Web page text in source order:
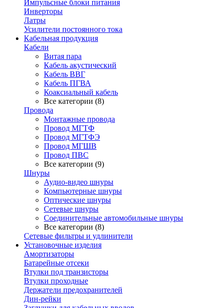
Импульсные блоки питания
Инверторы
Латры
Усилители постоянного тока
Кабельная продукция
Кабели
Витая пара
Кабель акустический
Кабель ВВГ
Кабель ПГВА
Коаксиальный кабель
Все категории (8)
Провода
Монтажные провода
Провод МГТФ
Провод МГТФЭ
Провод МГШВ
Провод ПВС
Все категории (9)
Шнуры
Аудио-видео шнуры
Компьютерные шнуры
Оптические шнуры
Сетевые шнуры
Соединительные автомобильные шнуры
Все категории (8)
Сетевые фильтры и удлинители
Установочные изделия
Амортизаторы
Батарейные отсеки
Втулки под транзисторы
Втулки проходные
Держатели предохранителей
Дин-рейки